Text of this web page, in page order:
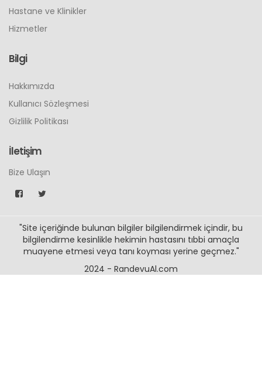
Hastane ve Klinikler
Hizmetler
Bilgi
Hakkımızda
Kullanıcı Sözleşmesi
Gizlilik Politikası
İletişim
Bize Ulaşın
"Site içeriğinde bulunan bilgiler bilgilendirmek içindir, bu
bilgilendirme kesinlikle hekimin hastasını tıbbi amaçla
muayene etmesi veya tanı koyması yerine geçmez."
2024 - RandevuAl.com